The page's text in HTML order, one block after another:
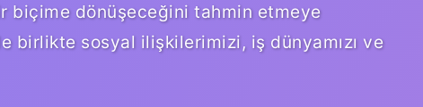
biçime dönüşeceğini tahmin etmeye
birlikte sosyal ilişkilerimizi, iş dünyamızı ve